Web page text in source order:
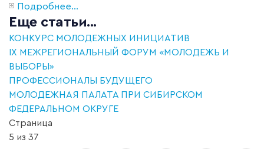
Подробнее...
Еще статьи...
КОНКУРС МОЛОДЕЖНЫХ ИНИЦИАТИВ
IX МЕЖРЕГИОНАЛЬНЫЙ ФОРУМ «МОЛОДЕЖЬ И
ВЫБОРЫ»
ПРОФЕССИОНАЛЫ БУДУЩЕГО
МОЛОДЕЖНАЯ ПАЛАТА ПРИ СИБИРСКОМ
ФЕДЕРАЛЬНОМ ОКРУГЕ
Страница
5 из 37